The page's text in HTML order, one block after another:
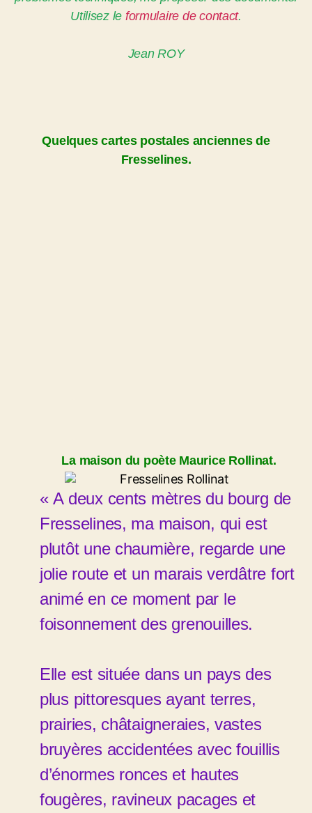
Utilisez le formulaire de contact.
Jean ROY
Quelques cartes postales anciennes de
Fresselines.
La maison du poète Maurice Rollinat.
« A deux cents mètres du bourg de
Fresselines, ma maison, qui est
plutôt une chaumière, regarde une
jolie route et un marais verdâtre fort
animé en ce moment par le
foisonnement des grenouilles.
Elle est située dans un pays des
plus pittoresques ayant terres,
prairies, châtaigneraies, vastes
bruyères accidentées avec fouillis
d’énormes ronces et hautes
fougères, ravineux pacages et